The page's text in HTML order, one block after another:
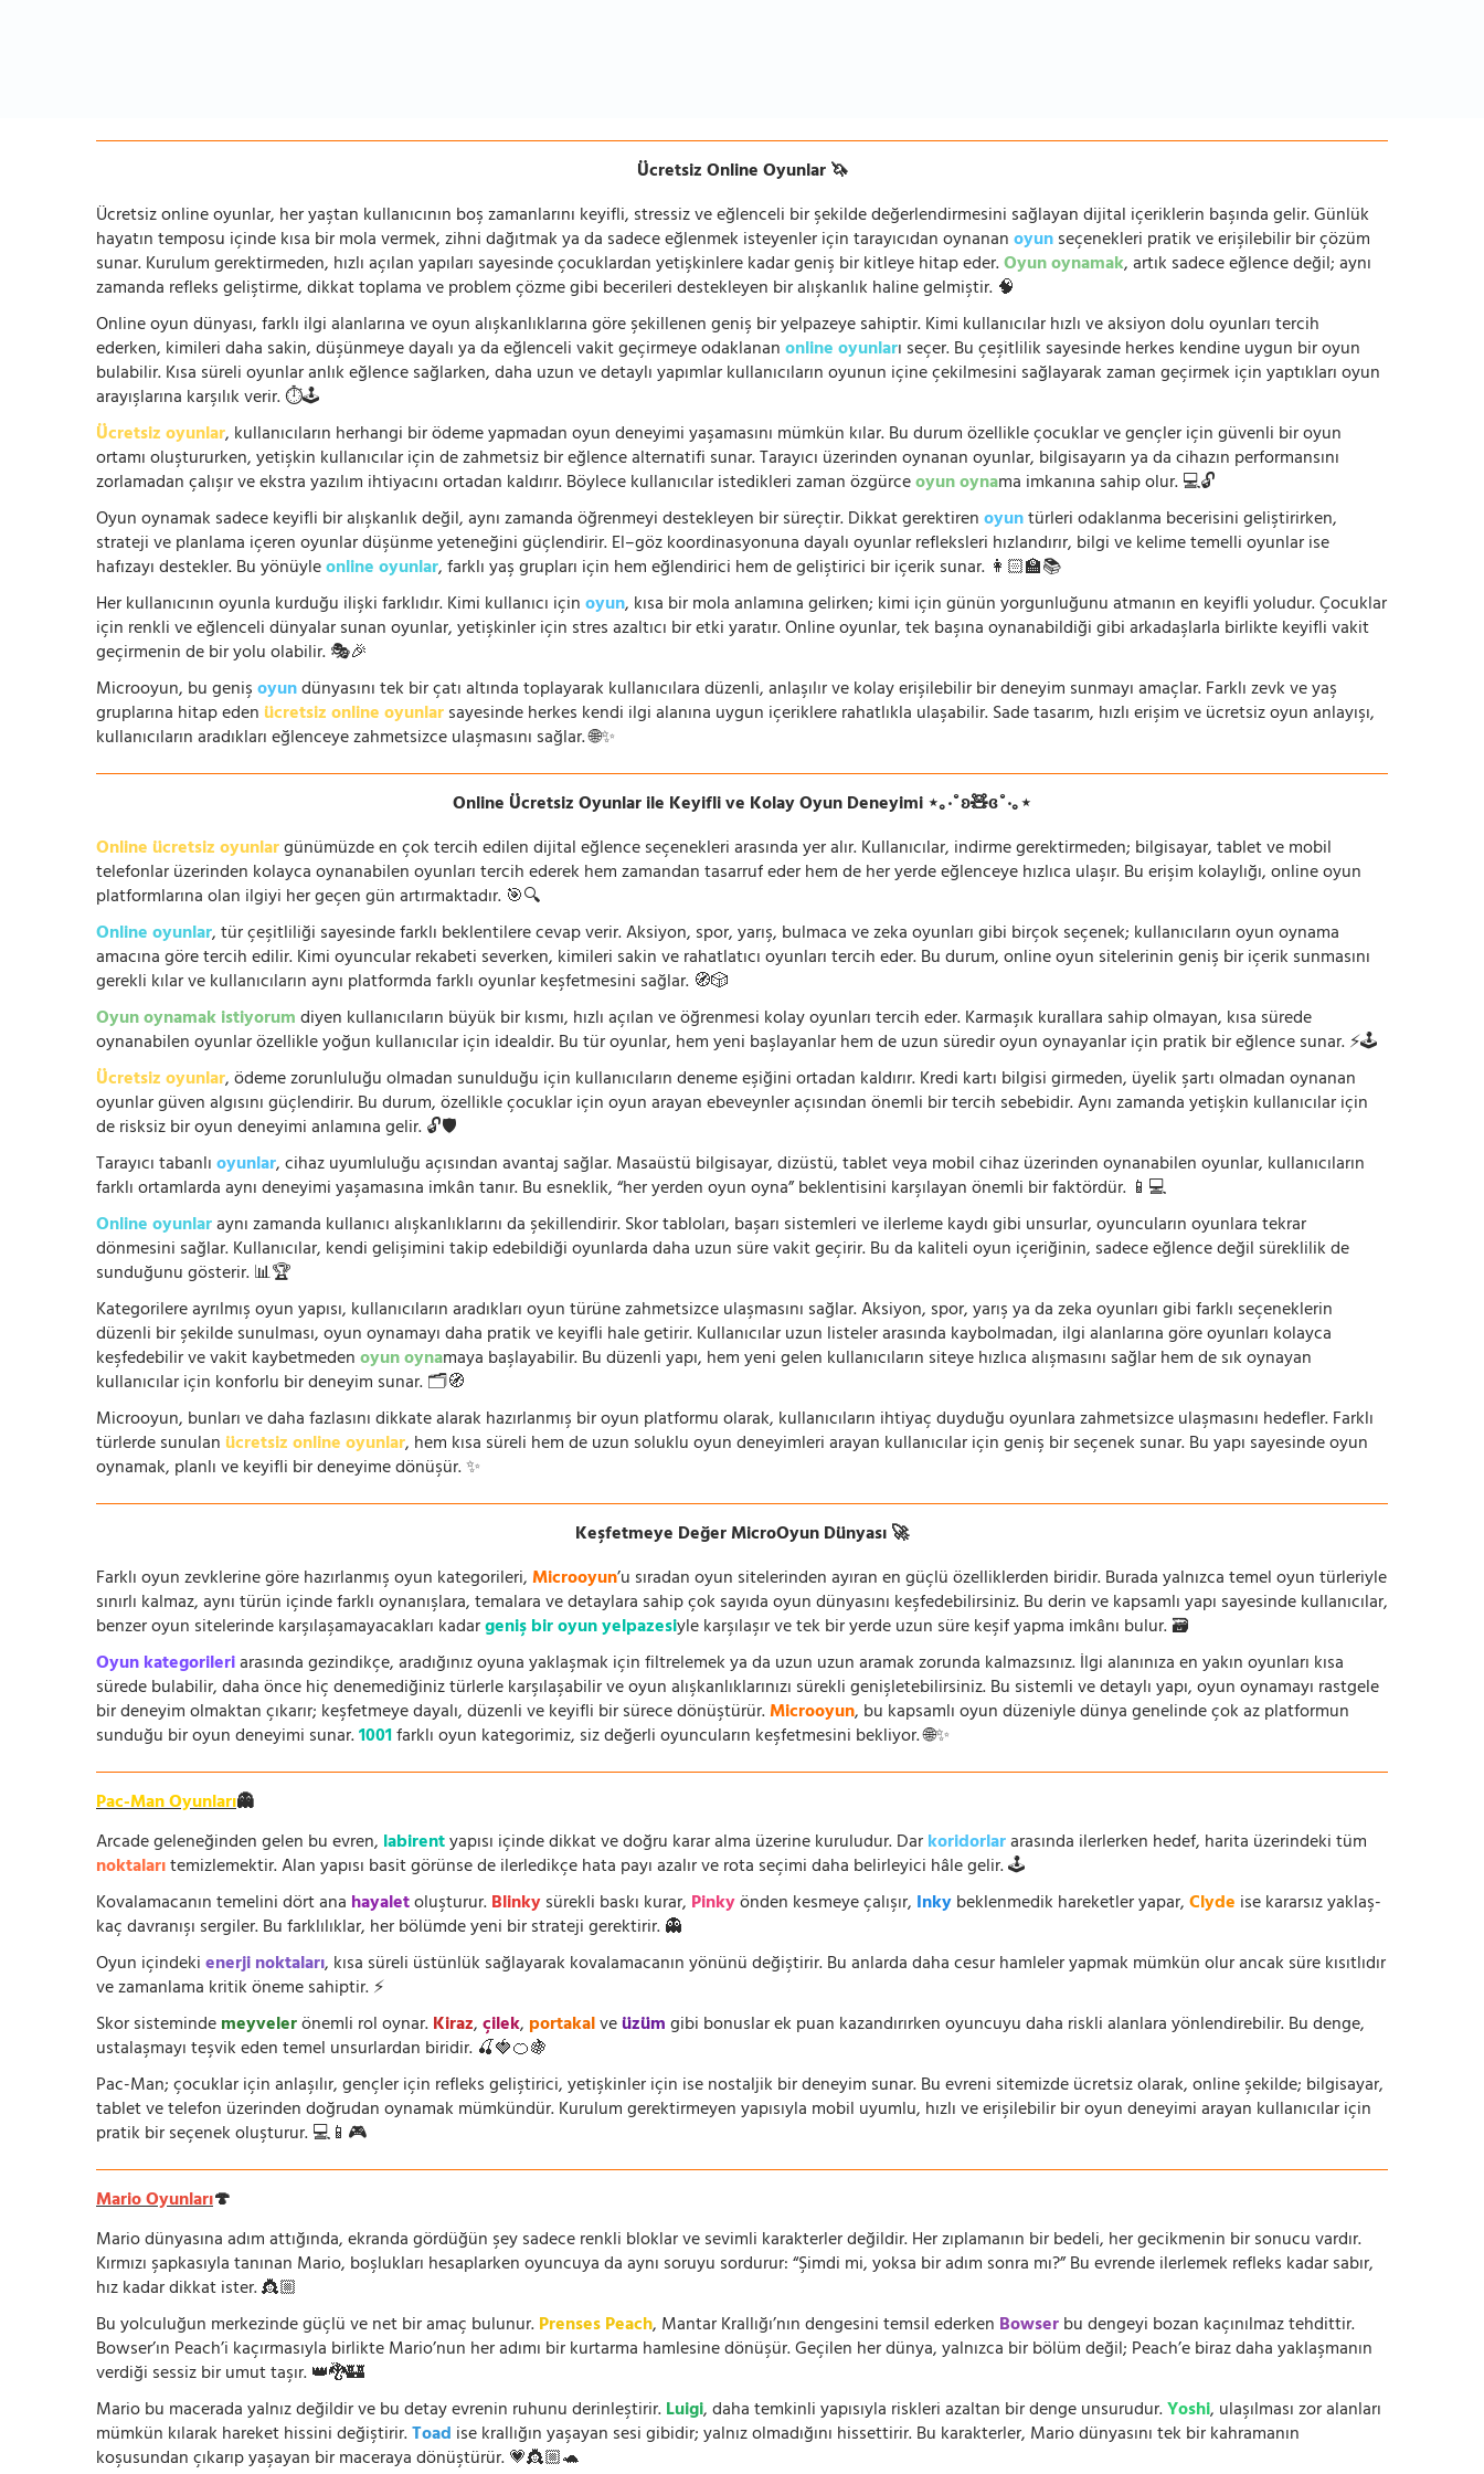
Ücretsiz Online Oyunlar 🦄
Ücretsiz online oyunlar, her yaştan kullanıcının boş zamanlarını keyifli, stressiz ve eğlenceli bir şekilde değerlendirmesini sağlayan dijital içeriklerin başında gelir. Günlük
hayatın temposu içinde kısa bir mola vermek, zihni dağıtmak ya da sadece eğlenmek isteyenler için tarayıcıdan oynananoyunseçenekleri pratik ve erişilebilir bir çözüm
sunar. Kurulum gerektirmeden, hızlı açılan yapıları sayesinde çocuklardan yetişkinlere kadar geniş bir kitleye hitap eder.Oyun oynamak, artık sadece eğlence değil; aynı
zamanda refleks geliştirme, dikkat toplama ve problem çözme gibi becerileri destekleyen bir alışkanlık haline gelmiştir. 🧠
Online oyun dünyası, farklı ilgi alanlarına ve oyun alışkanlıklarına göre şekillenen geniş bir yelpazeye sahiptir. Kimi kullanıcılar hızlı ve aksiyon dolu oyunları tercih
ederken, kimileri daha sakin, düşünmeye dayalı ya da eğlenceli vakit geçirmeye odaklananonline oyunları seçer. Bu çeşitlilik sayesinde herkes kendine uygun bir oyun
bulabilir. Kısa süreli oyunlar anlık eğlence sağlarken, daha uzun ve detaylı yapımlar kullanıcıların oyunun içine çekilmesini sağlayarak zaman geçirmek için yaptıkları oyun
arayışlarına karşılık verir. ⏱️🕹️
Ücretsiz oyunlar, kullanıcıların herhangi bir ödeme yapmadan oyun deneyimi yaşamasını mümkün kılar. Bu durum özellikle çocuklar ve gençler için güvenli bir oyun
ortamı oluştururken, yetişkin kullanıcılar için de zahmetsiz bir eğlence alternatifi sunar. Tarayıcı üzerinden oynanan oyunlar, bilgisayarın ya da cihazın performansını
zorlamadan çalışır ve ekstra yazılım ihtiyacını ortadan kaldırır. Böylece kullanıcılar istedikleri zaman özgürceoyun oynama imkanına sahip olur. 💻🔓
Oyun oynamak sadece keyifli bir alışkanlık değil, aynı zamanda öğrenmeyi destekleyen bir süreçtir. Dikkat gerektirenoyuntürleri odaklanma becerisini geliştirirken,
strateji ve planlama içeren oyunlar düşünme yeteneğini güçlendirir. El–göz koordinasyonuna dayalı oyunlar refleksleri hızlandırır, bilgi ve kelime temelli oyunlar ise
hafızayı destekler. Bu yönüyleonline oyunlar, farklı yaş grupları için hem eğlendirici hem de geliştirici bir içerik sunar. 👩🏻‍🏫📚
Her kullanıcının oyunla kurduğu ilişki farklıdır. Kimi kullanıcı içinoyun, kısa bir mola anlamına gelirken; kimi için günün yorgunluğunu atmanın en keyifli yoludur. Çocuklar
için renkli ve eğlenceli dünyalar sunan oyunlar, yetişkinler için stres azaltıcı bir etki yaratır. Online oyunlar, tek başına oynanabildiği gibi arkadaşlarla birlikte keyifli vakit
geçirmenin de bir yolu olabilir. 🎭🎉
Microoyun, bu genişoyundünyasını tek bir çatı altında toplayarak kullanıcılara düzenli, anlaşılır ve kolay erişilebilir bir deneyim sunmayı amaçlar. Farklı zevk ve yaş
gruplarına hitap eden ücretsiz online oyunlarsayesinde herkes kendi ilgi alanına uygun içeriklere rahatlıkla ulaşabilir. Sade tasarım, hızlı erişim ve ücretsiz oyun anlayışı,
kullanıcıların aradıkları eğlenceye zahmetsizce ulaşmasını sağlar. 🌐✨
Online Ücretsiz Oyunlar ile Keyifli ve Kolay Oyun Deneyimi ⋆｡‧˚ʚ🧸ɞ˚‧｡⋆
Online ücretsiz oyunlargünümüzde en çok tercih edilen dijital eğlence seçenekleri arasında yer alır. Kullanıcılar, indirme gerektirmeden; bilgisayar, tablet ve mobil
telefonlar üzerinden kolayca oynanabilen oyunları tercih ederek hem zamandan tasarruf eder hem de her yerde eğlenceye hızlıca ulaşır. Bu erişim kolaylığı, online oyun
platformlarına olan ilgiyi her geçen gün artırmaktadır. 🎯🔍
Online oyunlar, tür çeşitliliği sayesinde farklı beklentilere cevap verir. Aksiyon, spor, yarış, bulmaca ve zeka oyunları gibi birçok seçenek; kullanıcıların oyun oynama
amacına göre tercih edilir. Kimi oyuncular rekabeti severken, kimileri sakin ve rahatlatıcı oyunları tercih eder. Bu durum, online oyun sitelerinin geniş bir içerik sunmasını
gerekli kılar ve kullanıcıların aynı platformda farklı oyunlar keşfetmesini sağlar. 🧭🎲
Oyun oynamak istiyorumdiyen kullanıcıların büyük bir kısmı, hızlı açılan ve öğrenmesi kolay oyunları tercih eder. Karmaşık kurallara sahip olmayan, kısa sürede
oynanabilen oyunlar özellikle yoğun kullanıcılar için idealdir. Bu tür oyunlar, hem yeni başlayanlar hem de uzun süredir oyun oynayanlar için pratik bir eğlence sunar. ⚡🕹️
Ücretsiz oyunlar, ödeme zorunluluğu olmadan sunulduğu için kullanıcıların deneme eşiğini ortadan kaldırır. Kredi kartı bilgisi girmeden, üyelik şartı olmadan oynanan
oyunlar güven algısını güçlendirir. Bu durum, özellikle çocuklar için oyun arayan ebeveynler açısından önemli bir tercih sebebidir. Aynı zamanda yetişkin kullanıcılar için
de risksiz bir oyun deneyimi anlamına gelir. 🔓🛡️
Tarayıcı tabanlıoyunlar, cihaz uyumluluğu açısından avantaj sağlar. Masaüstü bilgisayar, dizüstü, tablet veya mobil cihaz üzerinden oynanabilen oyunlar, kullanıcıların
farklı ortamlarda aynı deneyimi yaşamasına imkân tanır. Bu esneklik, “her yerden oyun oyna” beklentisini karşılayan önemli bir faktördür. 📱💻
Online oyunlaraynı zamanda kullanıcı alışkanlıklarını da şekillendirir. Skor tabloları, başarı sistemleri ve ilerleme kaydı gibi unsurlar, oyuncuların oyunlara tekrar
dönmesini sağlar. Kullanıcılar, kendi gelişimini takip edebildiği oyunlarda daha uzun süre vakit geçirir. Bu da kaliteli oyun içeriğinin, sadece eğlence değil süreklilik de
sunduğunu gösterir. 📊🏆
Kategorilere ayrılmış oyun yapısı, kullanıcıların aradıkları oyun türüne zahmetsizce ulaşmasını sağlar. Aksiyon, spor, yarış ya da zeka oyunları gibi farklı seçeneklerin
düzenli bir şekilde sunulması, oyun oynamayı daha pratik ve keyifli hale getirir. Kullanıcılar uzun listeler arasında kaybolmadan, ilgi alanlarına göre oyunları kolayca
keşfedebilir ve vakit kaybetmedenoyun oynamaya başlayabilir. Bu düzenli yapı, hem yeni gelen kullanıcıların siteye hızlıca alışmasını sağlar hem de sık oynayan
kullanıcılar için konforlu bir deneyim sunar. 🗂️🧭
Microoyun, bunları ve daha fazlasını dikkate alarak hazırlanmış bir oyun platformu olarak, kullanıcıların ihtiyaç duyduğu oyunlara zahmetsizce ulaşmasını hedefler. Farklı
türlerde sunulan ücretsiz online oyunlar, hem kısa süreli hem de uzun soluklu oyun deneyimleri arayan kullanıcılar için geniş bir seçenek sunar. Bu yapı sayesinde oyun
oynamak, planlı ve keyifli bir deneyime dönüşür. ✨
Keşfetmeye Değer MicroOyun Dünyası 🚀
Farklı oyun zevklerine göre hazırlanmış oyun kategorileri,Microoyun’u sıradan oyun sitelerinden ayıran en güçlü özelliklerden biridir. Burada yalnızca temel oyun türleriyle
sınırlı kalmaz, aynı türün içinde farklı oynanışlara, temalara ve detaylara sahip çok sayıda oyun dünyasını keşfedebilirsiniz. Bu derin ve kapsamlı yapı sayesinde kullanıcılar,
benzer oyun sitelerinde karşılaşamayacakları kadargeniş bir oyun yelpazesiyle karşılaşır ve tek bir yerde uzun süre keşif yapma imkânı bulur. 🗃️
Oyun kategorileriarasında gezindikçe, aradığınız oyuna yaklaşmak için filtrelemek ya da uzun uzun aramak zorunda kalmazsınız. İlgi alanınıza en yakın oyunları kısa
sürede bulabilir, daha önce hiç denemediğiniz türlerle karşılaşabilir ve oyun alışkanlıklarınızı sürekli genişletebilirsiniz. Bu sistemli ve detaylı yapı, oyun oynamayı rastgele
bir deneyim olmaktan çıkarır; keşfetmeye dayalı, düzenli ve keyifli bir sürece dönüştürür.Microoyun, bu kapsamlı oyun düzeniyle dünya genelinde çok az platformun
sunduğu bir oyun deneyimi sunar.1001farklı oyun kategorimiz, siz değerli oyuncuların keşfetmesini bekliyor. 🌐✨
Pac-Man Oyunları👻
Arcade geleneğinden gelen bu evren, labirentyapısı içinde dikkat ve doğru karar alma üzerine kuruludur. Darkoridorlararasında ilerlerken hedef, harita üzerindeki tüm
noktalarıtemizlemektir. Alan yapısı basit görünse de ilerledikçe hata payı azalır ve rota seçimi daha belirleyici hâle gelir. 🕹️
Kovalamacanın temelini dört ana hayaletoluşturur.Blinkysürekli baskı kurar, Pinkyönden kesmeye çalışır, Inkybeklenmedik hareketler yapar,Clyde ise kararsız yaklaş-
kaç davranışı sergiler. Bu farklılıklar, her bölümde yeni bir strateji gerektirir. 👻
Oyun içindekienerji noktaları, kısa süreli üstünlük sağlayarak kovalamacanın yönünü değiştirir. Bu anlarda daha cesur hamleler yapmak mümkün olur ancak süre kısıtlıdır
ve zamanlama kritik öneme sahiptir. ⚡
Skor sistemindemeyvelerönemli rol oynar.Kiraz,çilek, portakalveüzümgibi bonuslar ek puan kazandırırken oyuncuyu daha riskli alanlara yönlendirebilir. Bu denge,
ustalaşmayı teşvik eden temel unsurlardan biridir. 🍒🍓🍊🍇
Pac-Man; çocuklar için anlaşılır, gençler için refleks geliştirici, yetişkinler için ise nostaljik bir deneyim sunar. Bu evreni sitemizde ücretsiz olarak, online şekilde; bilgisayar,
tablet ve telefon üzerinden doğrudan oynamak mümkündür. Kurulum gerektirmeyen yapısıyla mobil uyumlu, hızlı ve erişilebilir bir oyun deneyimi arayan kullanıcılar için
pratik bir seçenek oluşturur. 💻📱🎮
Mario Oyunları🍄
Mario dünyasına adım attığında, ekranda gördüğün şey sadece renkli bloklar ve sevimli karakterler değildir. Her zıplamanın bir bedeli, her gecikmenin bir sonucu vardır.
Kırmızı şapkasıyla tanınan Mario, boşlukları hesaplarken oyuncuya da aynı soruyu sordurur: “Şimdi mi, yoksa bir adım sonra mı?” Bu evrende ilerlemek refleks kadar sabır,
hız kadar dikkat ister. 👸🏼
Bu yolculuğun merkezinde güçlü ve net bir amaç bulunur.Prenses Peach, Mantar Krallığı’nın dengesini temsil ederken Bowserbu dengeyi bozan kaçınılmaz tehdittir.
Bowser’ın Peach’i kaçırmasıyla birlikte Mario’nun her adımı bir kurtarma hamlesine dönüşür. Geçilen her dünya, yalnızca bir bölüm değil; Peach’e biraz daha yaklaşmanın
verdiği sessiz bir umut taşır. 👑🐉🏰
Mario bu macerada yalnız değildir ve bu detay evrenin ruhunu derinleştirir.Luigi, daha temkinli yapısıyla riskleri azaltan bir denge unsurudur.Yoshi, ulaşılması zor alanları
mümkün kılarak hareket hissini değiştirir.Toad ise krallığın yaşayan sesi gibidir; yalnız olmadığını hissettirir. Bu karakterler, Mario dünyasını tek bir kahramanın
koşusundan çıkarıp yaşayan bir maceraya dönüştürür. 💗👸🏼🐢